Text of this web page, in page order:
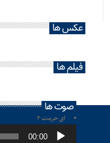
عکس ها
فیلم ها
صوت ها
ای حرمت ۲
پخش‌کننده
صوت 00:00